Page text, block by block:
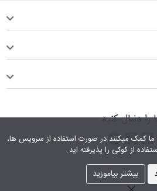
کوکی ها در ارائه بهتر سرویس‎ به ما کمک می‎کنند.در صورت استفاده از سرویس ها،
از کوکی را پذیرفته اید.
بیشتر بیاموزید
را دنبال کنید
اینستاگرام
پیام رسان واتس اپ
کانال تلگرام